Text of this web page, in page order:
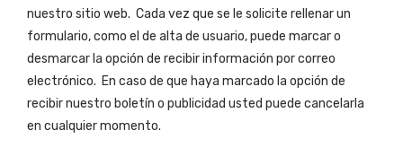
nuestro sitio web. Cada vez que se le solicite rellenar un
formulario, como el de alta de usuario, puede marcar o
desmarcar la opción de recibir información por correo
electrónico. En caso de que haya marcado la opción de
recibir nuestro boletín o publicidad usted puede cancelarla
en cualquier momento.